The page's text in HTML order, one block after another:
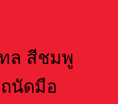
ล สีชมพู
นัดมือ